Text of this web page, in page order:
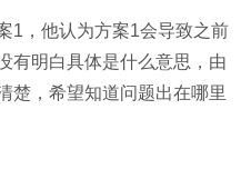
1，他认为方案1会导致之前
有明白具体是什么意思，由
楚，希望知道问题出在哪里